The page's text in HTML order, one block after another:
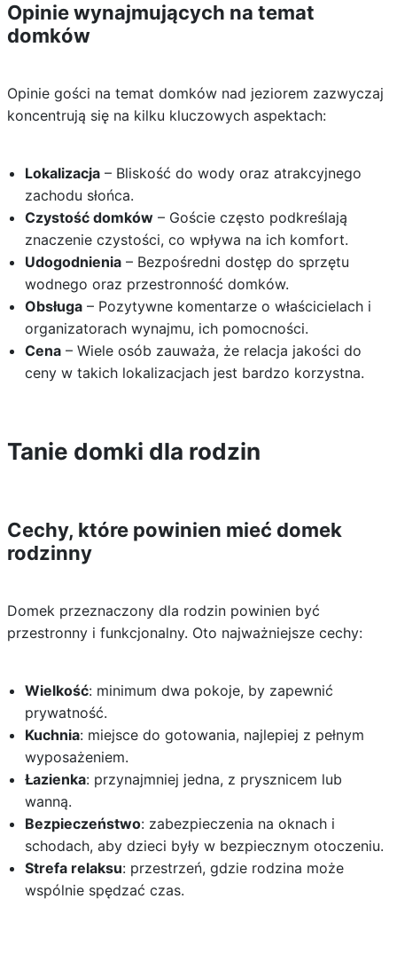
Opinie wynajmujących na temat
domków
Opinie gości na temat domków nad jeziorem zazwyczaj
koncentrują się na kilku kluczowych aspektach:
Lokalizacja– Bliskość do wody oraz atrakcyjnego
zachodu słońca.
Czystość domków– Goście często podkreślają
znaczenie czystości, co wpływa na ich komfort.
Udogodnienia– Bezpośredni dostęp do sprzętu
wodnego oraz przestronność domków.
Obsługa– Pozytywne komentarze o właścicielach i
organizatorach wynajmu, ich pomocności.
Cena– Wiele osób zauważa, że relacja jakości do
ceny w takich lokalizacjach jest bardzo korzystna.
Tanie domki dla rodzin
Cechy, które powinien mieć domek
rodzinny
Domek przeznaczony dla rodzin powinien być
przestronny i funkcjonalny. Oto najważniejsze cechy:
Wielkość: minimum dwa pokoje, by zapewnić
prywatność.
Kuchnia: miejsce do gotowania, najlepiej z pełnym
wyposażeniem.
Łazienka: przynajmniej jedna, z prysznicem lub
wanną.
Bezpieczeństwo: zabezpieczenia na oknach i
schodach, aby dzieci były w bezpiecznym otoczeniu.
Strefa relaksu: przestrzeń, gdzie rodzina może
wspólnie spędzać czas.